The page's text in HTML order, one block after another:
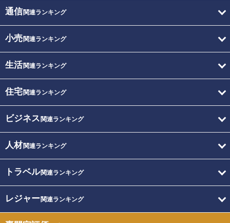
通信関連ランキング
小売関連ランキング
生活関連ランキング
住宅関連ランキング
ビジネス 関連ランキング
人材関連ランキング
トラベル関連ランキング
レジャー関連ランキング